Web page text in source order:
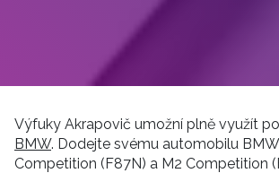
Výfuky Akrapovič umožní plně využít
BMW. Dodejte svému automobilu
Competition (F87N) a M2 Competition